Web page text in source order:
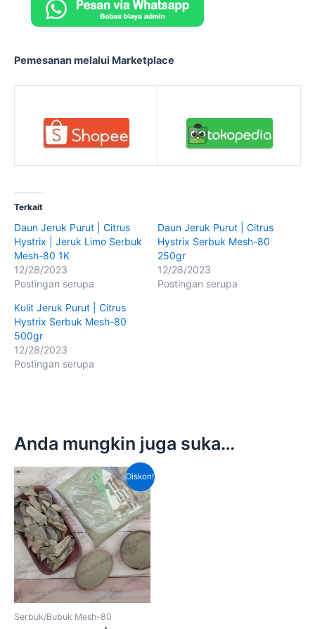
Pemesanan melalui Marketplace
Terkait
Daun Jeruk Purut | Citrus
Hystrix | Jeruk Limo Serbuk
Mesh-80 1K
12/28/2023
Postingan serupa
Daun Jeruk Purut | Citrus
Hystrix Serbuk Mesh-80
250gr
12/28/2023
Postingan serupa
Kulit Jeruk Purut | Citrus
Hystrix Serbuk Mesh-80
500gr
12/28/2023
Postingan serupa
Anda mungkin juga suka…
Diskon!
Serbuk/Bubuk Mesh-80
Harga
aslinya
adalah:
Rp280,000.00.
Harga
saat
ini
adalah:
Rp200,000.00.